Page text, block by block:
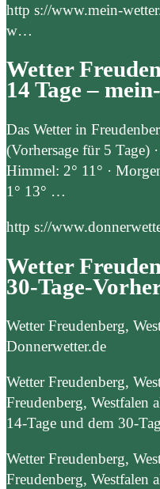
http s://www.mein-
w…
Wetter
14 Tage –
Das Wetter in
(Vorhersage für 5 Tage)
Himmel: 2° 11° ·
1° 13° …
http s://
Wetter
30-Tage-
Wetter Freudenberg,
Donnerwetter.de
Wetter Freudenberg,
Freudenberg, Westfalen
14-Tage und dem 30-
Wetter Freudenberg,
Freudenberg, Westfalen